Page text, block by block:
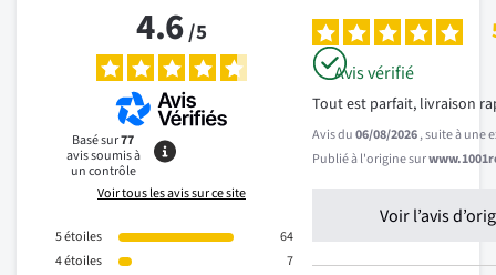
4.6/5
Basé sur77
avis soumis à
un contrôle
Voir tous les avis sur ce site
5étoiles
64
4étoiles
7
Avis vérifié
Tout est parfait, livraison
Avis du06/08/2026, suite à une
Publié à l'origine sur
Voir l’avis